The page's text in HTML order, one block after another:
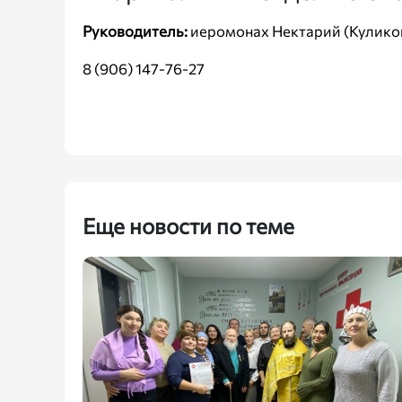
Руководитель: иеромонах Нектарий
8 (906) 147-76-27
Еще новости по теме